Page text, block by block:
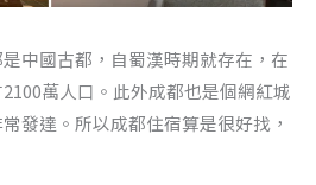
中國古都，自蜀漢時期就存在，在
萬人口。此外成都也是個網紅城
發達。所以成都住宿算是很好找，